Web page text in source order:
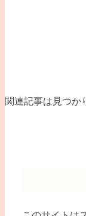
関連記事は見つか